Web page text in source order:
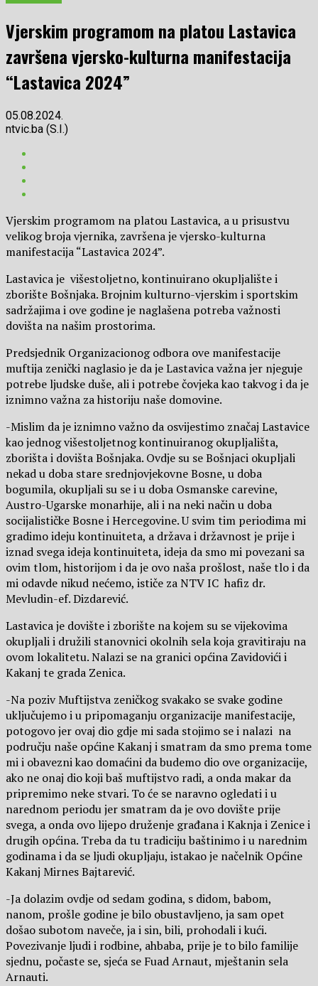
Vjerskim programom na platou Lastavica
završena vjersko-kulturna manifestacija
“Lastavica 2024”
05.08.2024.
ntvic.ba (S.I.)
Vjerskim programom na platou Lastavica, a u prisustvu
velikog broja vjernika, završena je vjersko-kulturna
manifestacija “Lastavica 2024”.
Lastavica je višestoljetno, kontinuirano okupljalište i
zborište Bošnjaka. Brojnim kulturno-vjerskim i sportskim
sadržajima i ove godine je naglašena potreba važnosti
dovišta na našim prostorima.
Predsjednik Organizacionog odbora ove manifestacije
muftija zenički naglasio je da je Lastavica važna jer njeguje
potrebe ljudske duše, ali i potrebe čovjeka kao takvog i da je
iznimno važna za historiju naše domovine.
-Mislim da je iznimno važno da osvijestimo značaj Lastavice
kao jednog višestoljetnog kontinuiranog okupljališta,
zborišta i dovišta Bošnjaka. Ovdje su se Bošnjaci okupljali
nekad u doba stare srednjovjekovne Bosne, u doba
bogumila, okupljali su se i u doba Osmanske carevine,
Austro-Ugarske monarhije, ali i na neki način u doba
socijalističke Bosne i Hercegovine. U svim tim periodima mi
gradimo ideju kontinuiteta, a država i državnost je prije i
iznad svega ideja kontinuiteta, ideja da smo mi povezani sa
ovim tlom, historijom i da je ovo naša prošlost, naše tlo i da
mi odavde nikud nećemo, ističe za NTV IC hafiz dr.
Mevludin-ef. Dizdarević.
Lastavica je dovište i zborište na kojem su se vijekovima
okupljali i družili stanovnici okolnih sela koja gravitiraju na
ovom lokalitetu. Nalazi se na granici općina Zavidovići i
Kakanj te grada Zenica.
-Na poziv Muftijstva zeničkog svakako se svake godine
uključujemo i u pripomaganju organizacije manifestacije,
potogovo jer ovaj dio gdje mi sada stojimo se i nalazi na
području naše općine Kakanj i smatram da smo prema tome
mi i obavezni kao domaćini da budemo dio ove organizacije,
ako ne onaj dio koji baš muftijstvo radi, a onda makar da
pripremimo neke stvari. To će se naravno ogledati i u
narednom periodu jer smatram da je ovo dovište prije
svega, a onda ovo lijepo druženje građana i Kaknja i Zenice i
drugih općina. Treba da tu tradiciju baštinimo i u narednim
godinama i da se ljudi okupljaju, istakao je načelnik Općine
Kakanj Mirnes Bajtarević.
-Ja dolazim ovdje od sedam godina, s didom, babom,
nanom, prošle godine je bilo obustavljeno, ja sam opet
došao subotom naveče, ja i sin, bili, prohodali i kući.
Povezivanje ljudi i rodbine, ahbaba, prije je to bilo familije
sjednu, počaste se, sjeća se Fuad Arnaut, mještanin sela
Arnauti.